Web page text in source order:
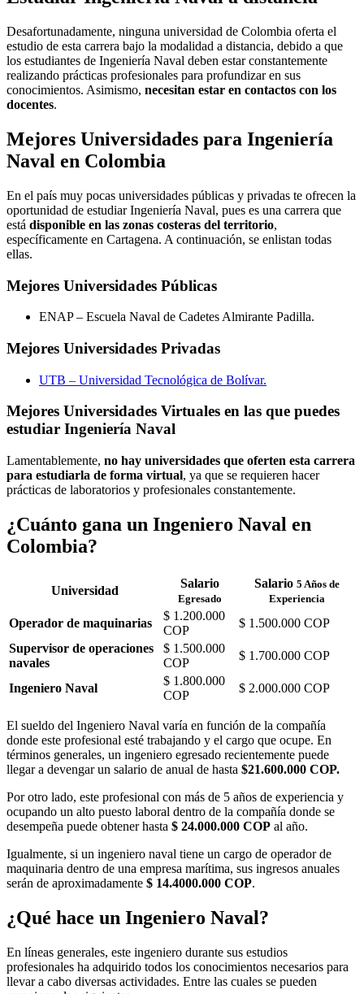
Desafortunadamente, ninguna universidad de Colombia oferta el
estudio de esta carrera bajo la modalidad a distancia, debido a que
los estudiantes de Ingeniería Naval deben estar constantemente
realizando prácticas profesionales para profundizar en sus
conocimientos. Asimismo, necesitan estar en contactos con los
docentes.
Mejores Universidades para Ingeniería
Naval en Colombia
En el país muy pocas universidades públicas y privadas te ofrecen la
oportunidad de estudiar Ingeniería Naval, pues es una carrera que
está disponible en las zonas costeras del territorio,
específicamente en Cartagena. A continuación, se enlistan todas
ellas.
Mejores Universidades Públicas
ENAP – Escuela Naval de Cadetes Almirante Padilla.
Mejores Universidades Privadas
UTB – Universidad Tecnológica de Bolívar.
Mejores Universidades Virtuales en las que puedes
estudiar Ingeniería Naval
Lamentablemente, no hay universidades que oferten esta carrera
para estudiarla de forma virtual, ya que se requieren hacer
prácticas de laboratorios y profesionales constantemente.
¿Cuánto gana un Ingeniero Naval en
Colombia?
Universidad
Salario
Egresado
Salario 5 Años de
Experiencia
Operador de maquinarias
$ 1.200.000
COP
$ 1.500.000 COP
Supervisor de operaciones
navales
$ 1.500.000
COP
$ 1.700.000 COP
Ingeniero Naval
$ 1.800.000
COP
$ 2.000.000 COP
El sueldo del Ingeniero Naval varía en función de la compañía
donde este profesional esté trabajando y el cargo que ocupe. En
términos generales, un ingeniero egresado recientemente puede
llegar a devengar un salario de anual de hasta $21.600.000 COP.
Por otro lado, este profesional con más de 5 años de experiencia y
ocupando un alto puesto laboral dentro de la compañía donde se
desempeña puede obtener hasta $ 24.000.000 COP al año.
Igualmente, si un ingeniero naval tiene un cargo de operador de
maquinaria dentro de una empresa marítima, sus ingresos anuales
serán de aproximadamente $ 14.4000.000 COP.
¿Qué hace un Ingeniero Naval?
En líneas generales, este ingeniero durante sus estudios
profesionales ha adquirido todos los conocimientos necesarios para
llevar a cabo diversas actividades. Entre las cuales se pueden